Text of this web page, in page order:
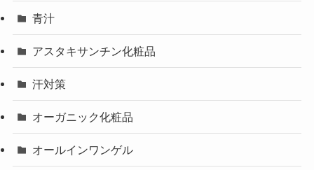
青汁
アスタキサンチン化粧品
汗対策
オーガニック化粧品
オールインワンゲル